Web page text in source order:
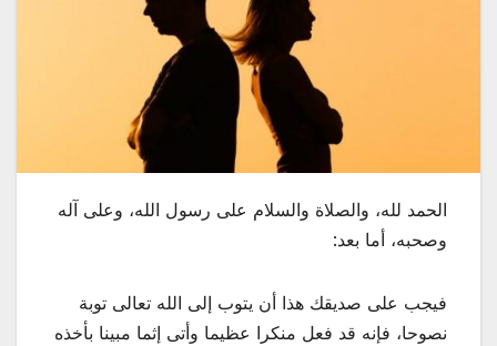
الحمد لله، والصلاة والسلام على رسول الله، وعلى آله
وصحبه، أما بعد:
فيجب على صديقك هذا أن يتوب إلى الله تعالى توبة
نصوحا، فإنه قد فعل منكرا عظيما وأتى إثما مبينا بأخذه